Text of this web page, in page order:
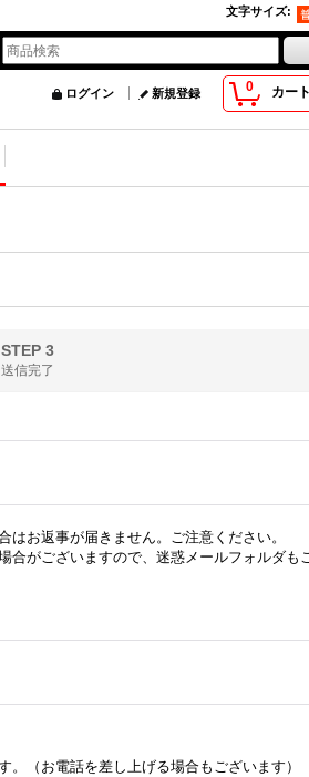
文字サイズ:
0 カー
ログイン 新規登録
STEP 3
送信完了
お返事が届きません。ご注意ください。
合がございますので、迷惑メールフォルダも
（お電話を差し上げる場合もございます）